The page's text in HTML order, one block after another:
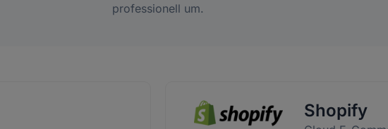
professionell um.
Shopify